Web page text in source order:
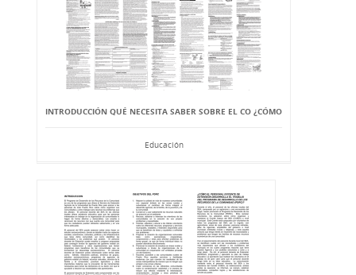
INTRODUCCIÓN QUÉ NECESITA SABER SOBRE EL CO ¿CÓMO
Educación